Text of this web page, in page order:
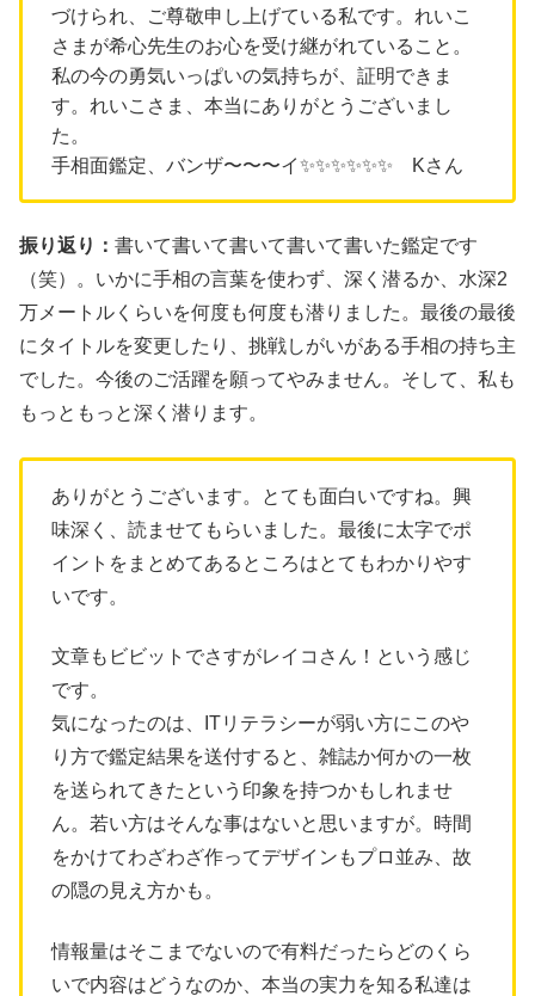
づけられ、ご尊敬申し上げている私です。れいこ
さまが希心先生のお心を受け継がれていること。
私の今の勇気いっぱいの気持ちが、証明できま
す。れいこさま、本当にありがとうございまし
た。
手相面鑑定、バンザ〜〜〜イ✨✨✨✨✨✨ Kさん
振り返り： 書いて書いて書いて書いて書いた鑑定です
（笑）。いかに手相の言葉を使わず、深く潜るか、水深2
万メートルくらいを何度も何度も潜りました。最後の最後
にタイトルを変更したり、挑戦しがいがある手相の持ち主
でした。今後のご活躍を願ってやみません。そして、私も
もっともっと深く潜ります。
ありがとうございます。とても面白いですね。興
味深く、読ませてもらいました。最後に太字でポ
イントをまとめてあるところはとてもわかりやす
いです。
文章もビビットでさすがレイコさん！という感じ
です。
気になったのは、ITリテラシーが弱い方にこのや
り方で鑑定結果を送付すると、雑誌か何かの一枚
を送られてきたという印象を持つかもしれませ
ん。若い方はそんな事はないと思いますが。時間
をかけてわざわざ作ってデザインもプロ並み、故
の隠の見え方かも。
情報量はそこまでないので有料だったらどのくら
いで内容はどうなのか、本当の実力を知る私達は